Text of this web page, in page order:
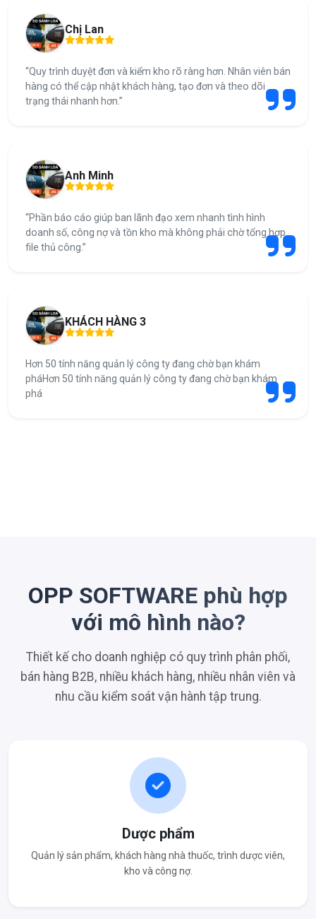
Chị Lan
“Quy trình duyệt đơn và kiểm kho rõ ràng hơn. Nhân viên bán
hàng có thể cập nhật khách hàng, tạo đơn và theo dõi
trạng thái nhanh hơn.”
Anh Minh
“Phần báo cáo giúp ban lãnh đạo xem nhanh tình hình
doanh số, công nợ và tồn kho mà không phải chờ tổng hợp
file thủ công.”
KHÁCH HÀNG 3
Hơn 50 tính năng quản lý công ty đang chờ bạn khám
pháHơn 50 tính năng quản lý công ty đang chờ bạn khám
phá
OPP SOFTWARE phù hợp
với mô hình nào?
Thiết kế cho doanh nghiệp có quy trình phân phối,
bán hàng B2B, nhiều khách hàng, nhiều nhân viên và
nhu cầu kiểm soát vận hành tập trung.
Dược phẩm
Quản lý sản phẩm, khách hàng nhà thuốc, trình dược viên,
kho và công nợ.